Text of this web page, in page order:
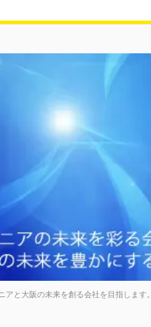
アと大阪の未来を創る会社を目指します。